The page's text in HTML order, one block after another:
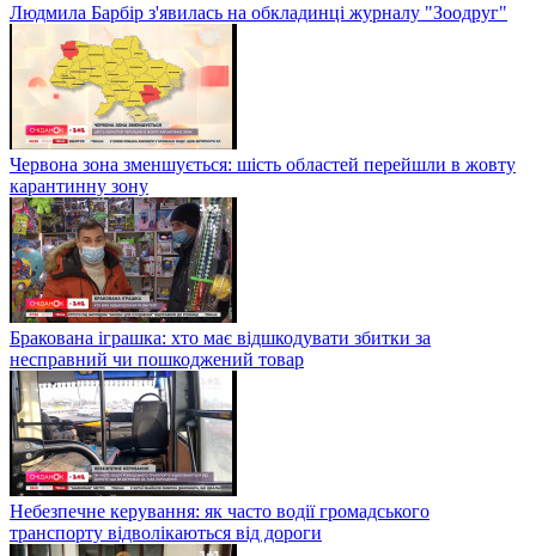
Людмила Барбір з'явилась на обкладинці журналу "Зоодруг"
Червона зона зменшується: шість областей перейшли в жовту
карантинну зону
Бракована іграшка: хто має відшкодувати збитки за
несправний чи пошкоджений товар
Небезпечне керування: як часто водії громадського
транспорту відволікаються від дороги